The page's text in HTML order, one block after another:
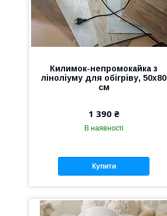
Килимок-непромокайка з
ліноліуму для обігріву, 50х80
см
1 390 ₴
В наявності
Купити